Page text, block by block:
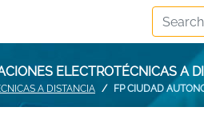
ELECTROTÉCNICAS A
A DISTANCIA FP CIUDAD